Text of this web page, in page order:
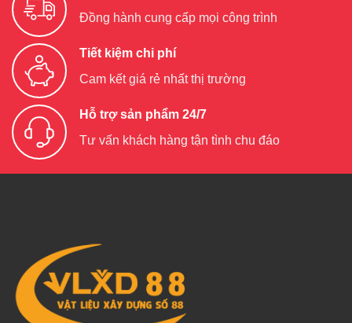
Đồng hành cung cấp mọi công trình
Tiết kiệm chi phí
Cam kết giá rẻ nhất thị trường
Hỗ trợ sản phẩm 24/7
Tư vấn khách hàng tận tình chu đáo